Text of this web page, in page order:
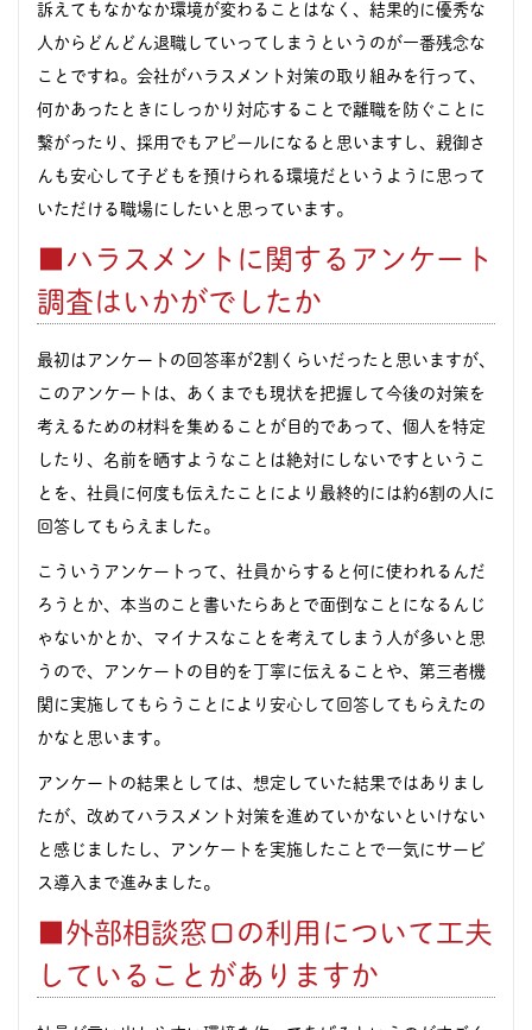
訴えてもなかなか環境が変わることはなく、結果的に優秀な
人からどんどん退職していってしまうというのが一番残念な
ことですね。会社がハラスメント対策の取り組みを行って、
何かあったときにしっかり対応することで離職を防ぐことに
繋がったり、採用でもアピールになると思いますし、親御さ
んも安心して子どもを預けられる環境だというように思って
いただける職場にしたいと思っています。
■ハラスメントに関するアンケート
調査はいかがでしたか
最初はアンケートの回答率が2割くらいだったと思いますが、
このアンケートは、あくまでも現状を把握して今後の対策を
考えるための材料を集めることが目的であって、個人を特定
したり、名前を晒すようなことは絶対にしないですというこ
とを、社員に何度も伝えたことにより最終的には約6割の人に
回答してもらえました。
こういうアンケートって、社員からすると何に使われるんだ
ろうとか、本当のこと書いたらあとで面倒なことになるんじ
ゃないかとか、マイナスなことを考えてしまう人が多いと思
うので、アンケートの目的を丁寧に伝えることや、第三者機
関に実施してもらうことにより安心して回答してもらえたの
かなと思います。
アンケートの結果としては、想定していた結果ではありまし
たが、改めてハラスメント対策を進めていかないといけない
と感じましたし、アンケートを実施したことで一気にサービ
ス導入まで進みました。
■外部相談窓口の利用について工夫
していることがありますか